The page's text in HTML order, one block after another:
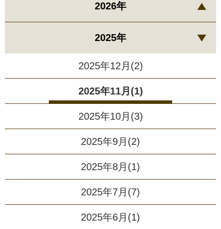
2026年
2025年
2025年12月(2)
2025年11月(1)
2025年10月(3)
2025年9月(2)
2025年8月(1)
2025年7月(7)
2025年6月(1)